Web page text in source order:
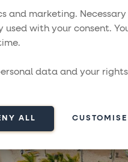
and marketing. Necessary
with your consent.
data and your
ALL CUSTOMISE